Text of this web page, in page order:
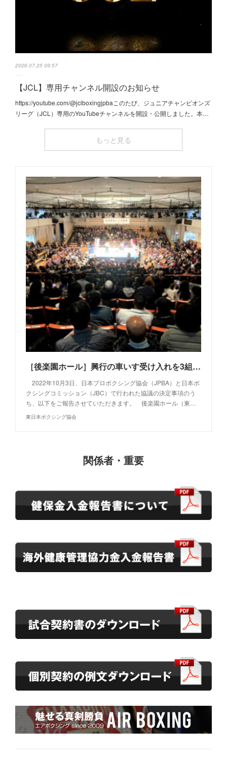
2026.07.25 09:57
【JCL】専用チャンネル開設のお知らせ
https://youtube.com/@jclboxingjpbaこのたび、ジュニアチャンピオンズ
リーグ（JCL）専用のYouTubeチャンネルを開設・公開しました。本…
もっと見る
［後楽園ホール］興行の車いす受け入れを3組に変更
2022年10月3日、日本プロボクシング協会（JPBA）と日本ボ
クシングコミッション（JBC）で行われた協議の決定事項のう
ち、以下をご報告させていただきます。 後楽園ホール（東…
東日本ボクシング協会
関係者・重要